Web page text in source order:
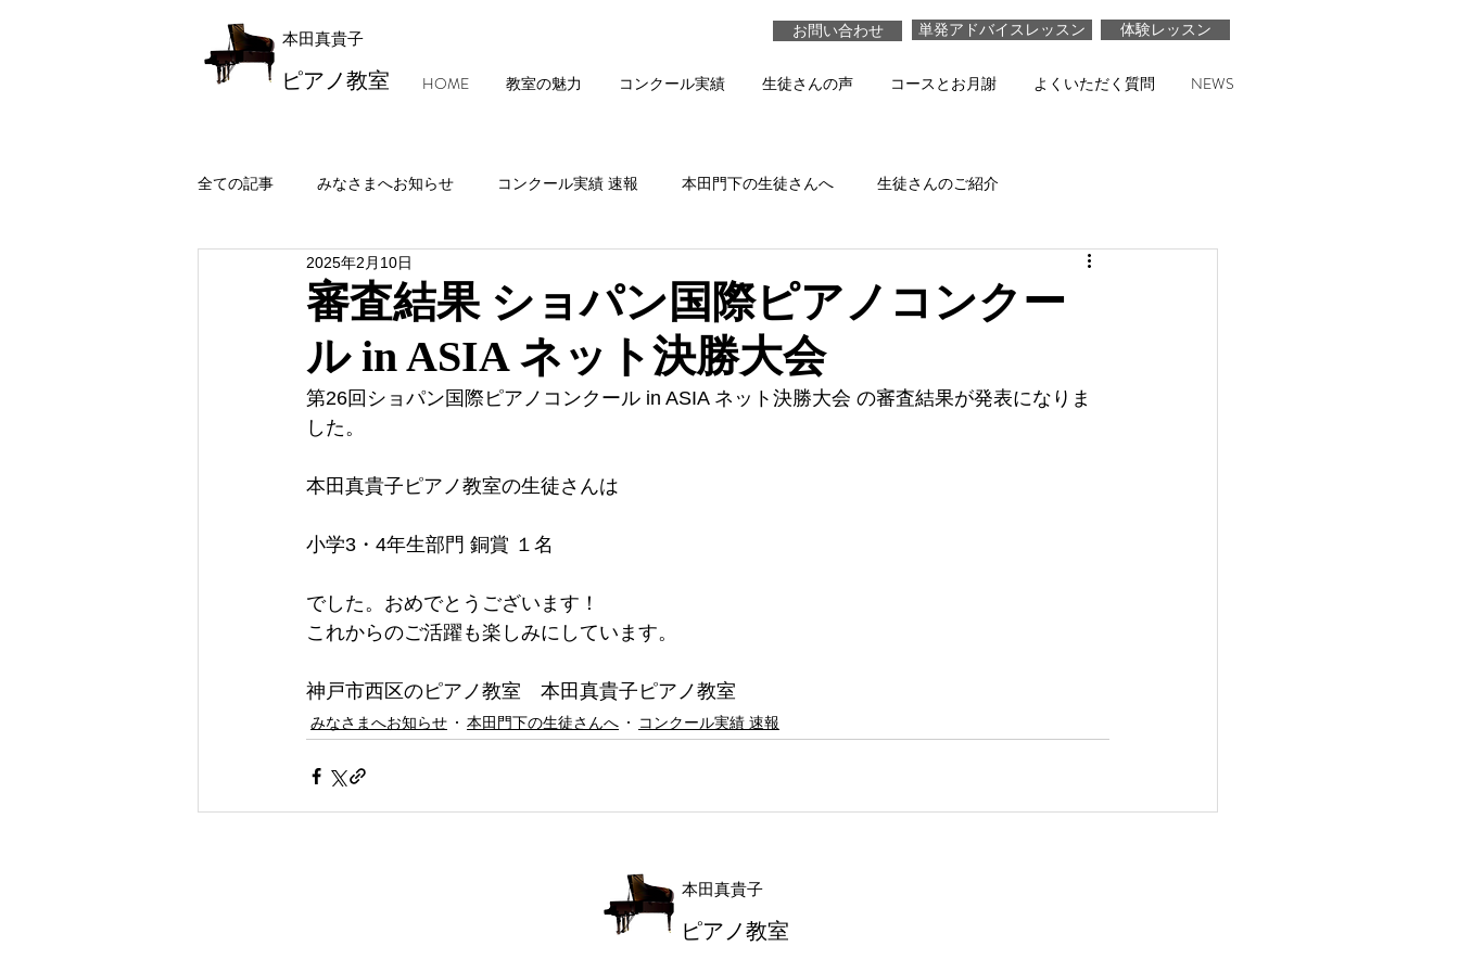
本田真貴子 お問い合わせ 単発アドバイスレッスン 体験レッスン
HOME 教室の魅力 コンクール実績 生徒さんの声 コースとお月謝 よくいただく質問 NEWS
ピアノ教室
全ての記事 みなさまへお知らせ コンクール実績 速報 本田門下の生徒さんへ 生徒さんのご紹介
レッスン風景・本田マジック
審査結果 ショパン国際ピアノコンクー
ル in ASIA ネット決勝大会
2025年2月10日
第26回ショパン国際ピアノコンクール in ASIA ネット決勝大会 の審査結果が発表になりま
した。
本田真貴子ピアノ教室の生徒さんは
小学3・4年生部門 銅賞 １名
でした。おめでとうございます！
これからのご活躍も楽しみにしています。
神戸市西区のピアノ教室　本田真貴子ピアノ教室
みなさまへお知らせ 本田門下の生徒さんへ コンクール実績 速報
本田真貴子
ピアノ教室